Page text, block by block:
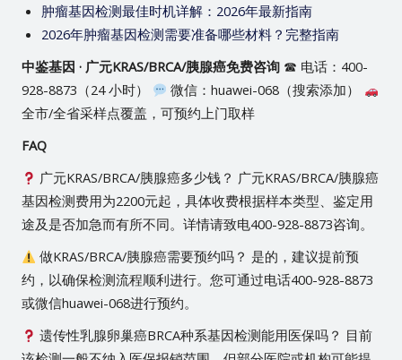
肿瘤基因检测最佳时机详解：2026年最新指南
2026年肿瘤基因检测需要准备哪些材料？完整指南
中鉴基因 · 广元KRAS/BRCA/胰腺癌免费咨询☎ 电话：400-
928-8873（24 小时）
微信：huawei-068（搜索添加）
全市/全省采样点覆盖，可预约上门取样
FAQ
广元KRAS/BRCA/胰腺癌多少钱？ 广元KRAS/BRCA/胰腺癌
基因检测费用为2200元起，具体收费根据样本类型、鉴定用
途及是否加急而有所不同。详情请致电400-928-8873咨询。
做KRAS/BRCA/胰腺癌需要预约吗？ 是的，建议提前预
约，以确保检测流程顺利进行。您可通过电话400-928-8873
或微信huawei-068进行预约。
遗传性乳腺卵巢癌BRCA种系基因检测能用医保吗？ 目前